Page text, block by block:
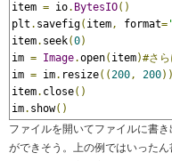
item = io. BytesIO()
plt . savefig( item, format=
item. seek(0)
im = Image.open( item)#さら
im = im. resize((200, 200))
item. close()
im. show()
ファイルを開いてファイルに書
ができそう。上の例ではいった